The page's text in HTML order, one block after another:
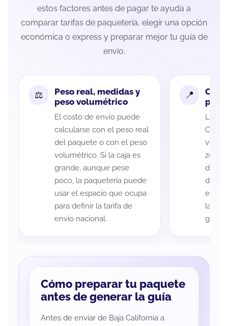
estos factores antes de pagar te ayuda a
comparar tarifas de paquetería, elegir una opción
económica o express y preparar mejor tu guía de
envío.
Peso real, medidas y
peso volumétrico
El costo de envío puede
calcularse con el peso real
del paquete o con el peso
volumétrico. Si la caja es
grande, aunque pese
poco, la paquetería puede
usar el espacio que ocupa
para definir la tarifa de
envío nacional.
La
variar
zona
de
de
eso
la
guía
Cómo preparar tu paquete
antes de generar la guía
Antes de enviar de Baja California a